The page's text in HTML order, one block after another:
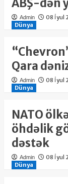
ABŞ-dən
Admin
08 İyul
Dünya
Qara
Admin
08 İyul
Dünya
NATO
öhdəlik
dəstək
Admin
08 İyul
Dünya